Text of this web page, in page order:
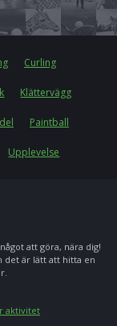
Curling
Klättervägg
Paintball
Upplevelse
att göra, nära dig!
det är lätt att hitta en
aktivitet